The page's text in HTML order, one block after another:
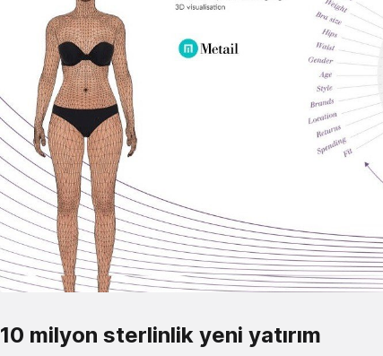
10 milyon sterlinlik yeni yatırım